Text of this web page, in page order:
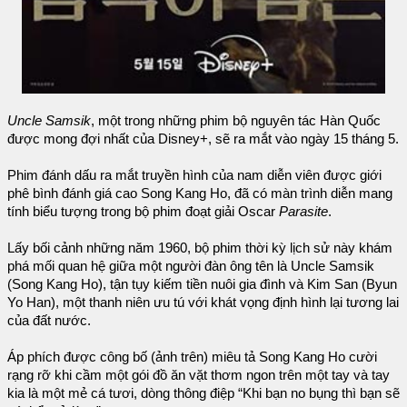
Uncle Samsik, một trong những phim bộ nguyên tác Hàn Quốc
được mong đợi nhất của Disney+, sẽ ra mắt vào ngày 15 tháng 5.
Phim đánh dấu ra mắt truyền hình của nam diễn viên được giới
phê bình đánh giá cao Song Kang Ho, đã có màn trình diễn mang
tính biểu tượng trong bộ phim đoạt giải Oscar Parasite.
Lấy bối cảnh những năm 1960, bộ phim thời kỳ lịch sử này khám
phá mối quan hệ giữa một người đàn ông tên là Uncle Samsik
(Song Kang Ho), tận tụy kiếm tiền nuôi gia đình và Kim San (Byun
Yo Han), một thanh niên ưu tú với khát vọng định hình lại tương lai
của đất nước.
Áp phích được công bố (ảnh trên) miêu tả Song Kang Ho cười
rạng rỡ khi cầm một gói đồ ăn vặt thơm ngon trên một tay và tay
kia là một mẻ cá tươi, dòng thông điệp “Khi bạn no bụng thì bạn sẽ